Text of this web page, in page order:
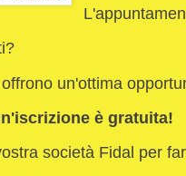
un'ottima
è gratuita!
società Fidal per